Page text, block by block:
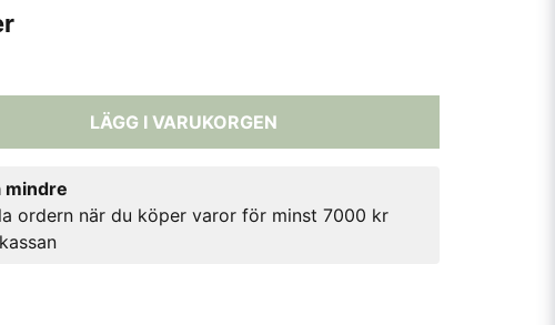
LÄGG I VARUKORGEN
mindre
ordern när du köper varor för minst 7000 kr